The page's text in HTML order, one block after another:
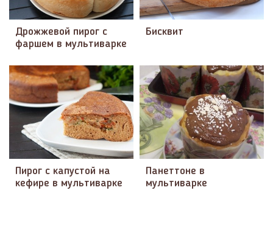
Дрожжевой пирог с
фаршем в мультиварке
Бисквит
Пирог с капустой на
кефире в мультиварке
Панеттоне в
мультиварке